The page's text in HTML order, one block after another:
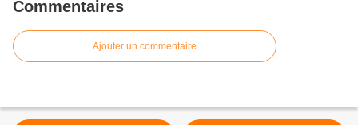
Commentaires
Ajouter un commentaire